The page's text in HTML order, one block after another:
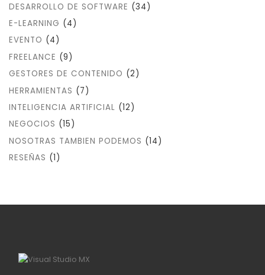
DESARROLLO DE SOFTWARE (34)
E-LEARNING (4)
EVENTO (4)
FREELANCE (9)
GESTORES DE CONTENIDO (2)
HERRAMIENTAS (7)
INTELIGENCIA ARTIFICIAL (12)
NEGOCIOS (15)
NOSOTRAS TAMBIEN PODEMOS (14)
RESEÑAS (1)